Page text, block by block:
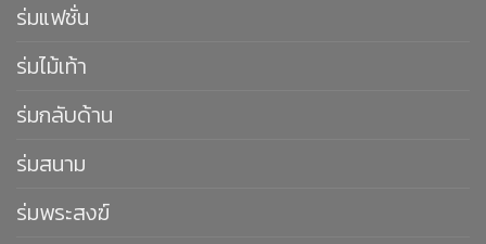
ร่มแฟชั่น
ร่มไม้เท้า
ร่มกลับด้าน
ร่มสนาม
ร่มพระสงฆ์